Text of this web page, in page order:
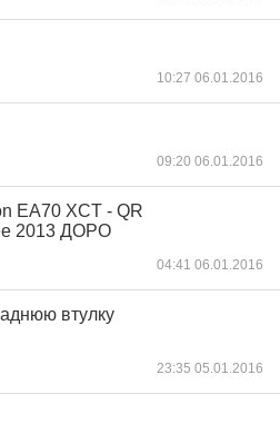
10:27 06.01.2016
09:20 06.01.2016
EA70 XCT - QR
2013 ДОРО
04:41 06.01.2016
втулку
23:35 05.01.2016